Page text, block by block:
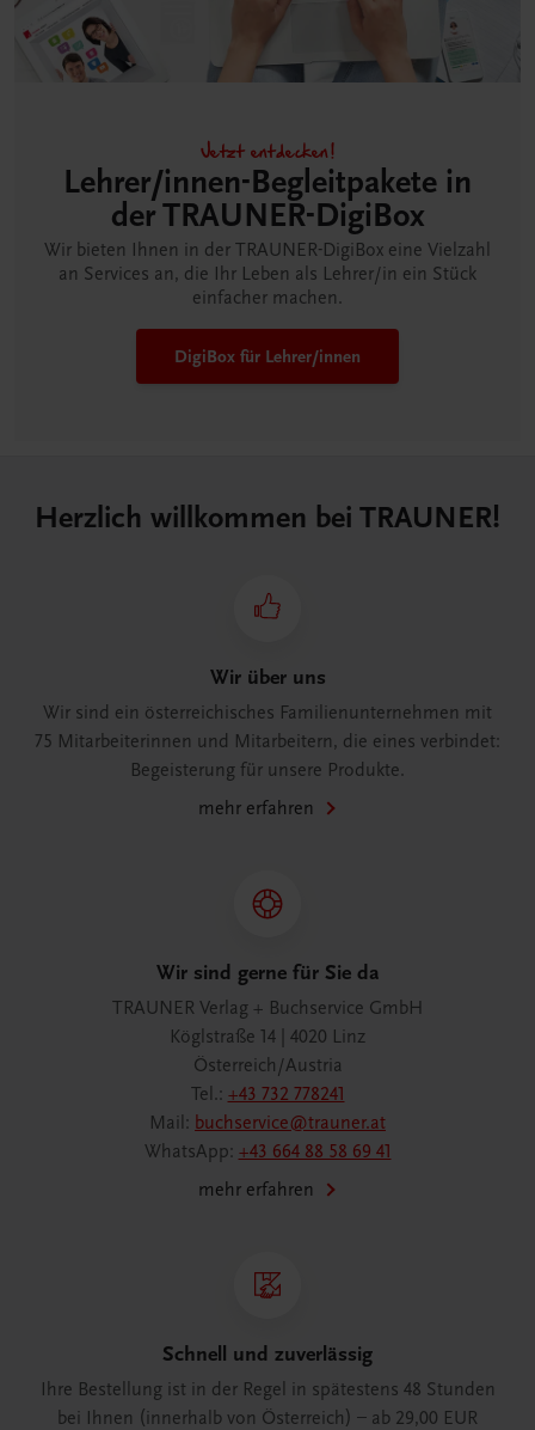
Jetzt entdecken!
Lehrer/innen-Begleitpakete in
der TRAUNER-DigiBox
Wir bieten Ihnen in der TRAUNER-DigiBox eine Vielzahl
an Services an, die Ihr Leben als Lehrer/in ein Stück
einfacher machen.
DigiBox für Lehrer/innen
Herzlich willkommen bei TRAUNER!
Wir über uns
Wir sind ein österreichisches Familienunternehmen mit
75 Mitarbeiterinnen und Mitarbeitern, die eines verbindet:
Begeisterung für unsere Produkte.
mehr erfahren
Wir sind gerne für Sie da
TRAUNER Verlag + Buchservice GmbH
Köglstraße 14 | 4020 Linz
Österreich/Austria
Tel.: +43 732 778241
Mail: buchservice@trauner.at
WhatsApp: +43 664 88 58 69 41
mehr erfahren
Schnell und zuverlässig
Ihre Bestellung ist in der Regel in spätestens 48 Stunden
bei Ihnen (innerhalb von Österreich) – ab 29,00 EUR